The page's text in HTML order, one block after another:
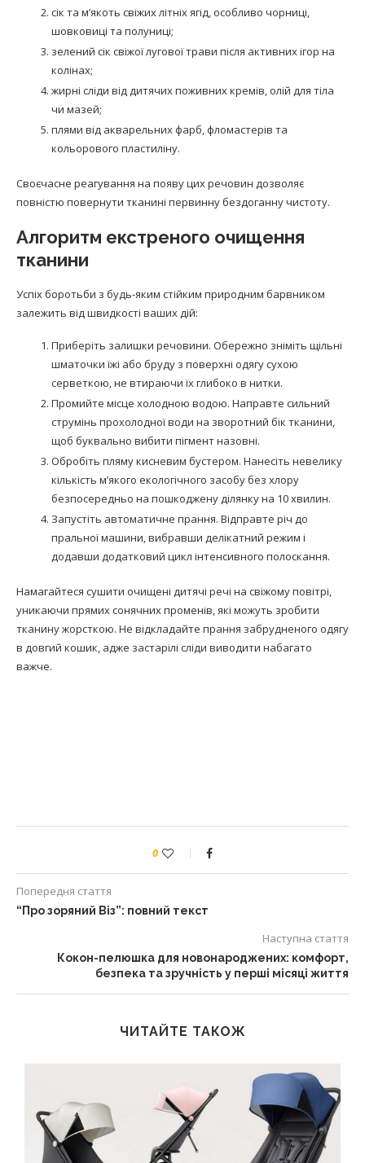
сік та м’якоть свіжих літніх ягід, особливо чорниці,
шовковиці та полуниці;
зелений сік свіжої лугової трави після активних ігор на
колінах;
жирні сліди від дитячих поживних кремів, олій для тіла
чи мазей;
плями від акварельних фарб, фломастерів та
кольорового пластиліну.
Своєчасне реагування на появу цих речовин дозволяє
повністю повернути тканині первинну бездоганну чистоту.
Алгоритм екстреного очищення
тканини
Успіх боротьби з будь-яким стійким природним барвником
залежить від швидкості ваших дій:
Приберіть залишки речовини. Обережно зніміть щільні
шматочки їжі або бруду з поверхні одягу сухою
серветкою, не втираючи їх глибоко в нитки.
Промийте місце холодною водою. Направте сильний
струмінь прохолодної води на зворотний бік тканини,
щоб буквально вибити пігмент назовні.
Обробіть пляму кисневим бустером. Нанесіть невелику
кількість м’якого екологічного засобу без хлору
безпосередньо на пошкоджену ділянку на 10 хвилин.
Запустіть автоматичне прання. Відправте річ до
пральної машини, вибравши делікатний режим і
додавши додатковий цикл інтенсивного полоскання.
Намагайтеся сушити очищені дитячі речі на свіжому повітрі,
уникаючи прямих сонячних променів, які можуть зробити
тканину жорсткою. Не відкладайте прання забрудненого одягу
в довгий кошик, адже застарілі сліди виводити набагато
важче.
0
Попередня стаття
“Про зоряний Віз”: повний текст
Наступна стаття
Кокон-пелюшка для новонароджених: комфорт,
безпека та зручність у перші місяці життя
ЧИТАЙТЕ ТАКОЖ